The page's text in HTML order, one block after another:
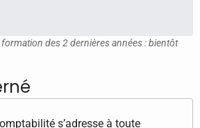
des 2 dernières années : bientôt
s’adresse à toute